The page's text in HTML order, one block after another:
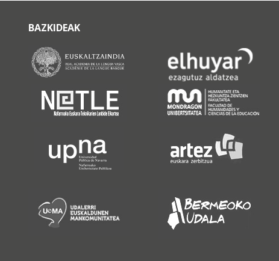
BAZKIDEAK